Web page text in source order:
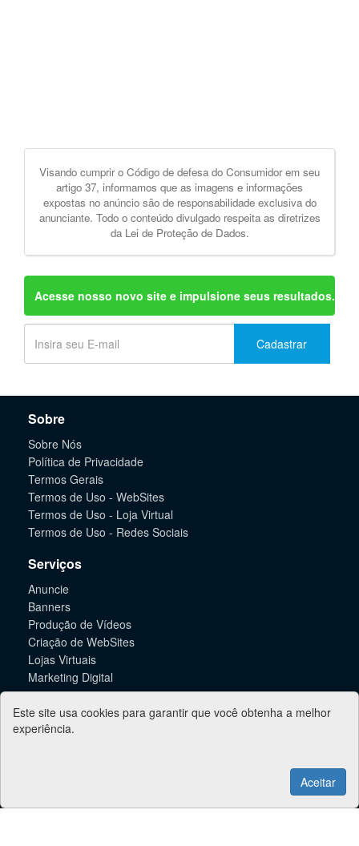
Visando cumprir o Código de defesa do Consumidor em seu
artigo 37, informamos que as imagens e informações
expostas no anúncio são de responsabilidade exclusiva do
anunciante. Todo o conteúdo divulgado respeita as diretrizes
da Lei de Proteção de Dados.
Acesse nosso novo site e impulsione seus resultados.
Cadastrar
Sobre
Sobre Nós
Política de Privacidade
Termos Gerais
Termos de Uso - WebSites
Termos de Uso - Loja Virtual
Termos de Uso - Redes Sociais
Serviços
Anuncie
Banners
Produção de Vídeos
Criação de WebSites
Lojas Virtuais
Marketing Digital
Informações
Suporte
Taubaté Online
Este site usa cookies para garantir que você obtenha a melhor
experiência.
Aceitar